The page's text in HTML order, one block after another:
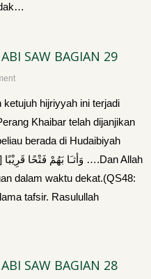
SAW BAGIAN 29
ketujuh hijriyyah ini terjadi
Khaibar telah dijanjikan
berada di Hudaibiyah
dalam waktu dekat.(QS48:
tafsir. Rasulullah
SAW BAGIAN 28